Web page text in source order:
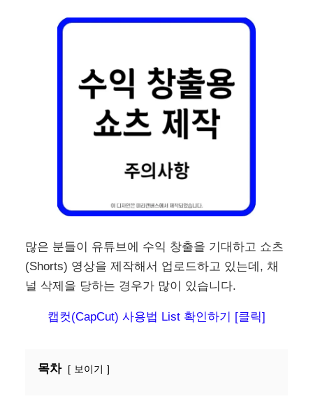
많은 분들이 유튜브에 수익 창출을 기대하고 쇼츠
(Shorts) 영상을 제작해서 업로드하고 있는데, 채
널 삭제을 당하는 경우가 많이 있습니다.
캡컷(CapCut) 사용법 List 확인하기 [클릭]
목차 보이기